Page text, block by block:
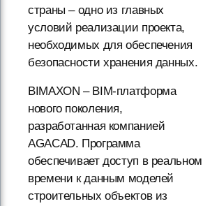
страны – одно из главных
условий реализации проекта,
необходимых для обеспечения
безопасности хранения данных.
BIMAXON – BIM-платформа
нового поколения,
разработанная компанией
AGACAD. Программа
обеспечивает доступ в реальном
времени к данным моделей
строительных объектов из